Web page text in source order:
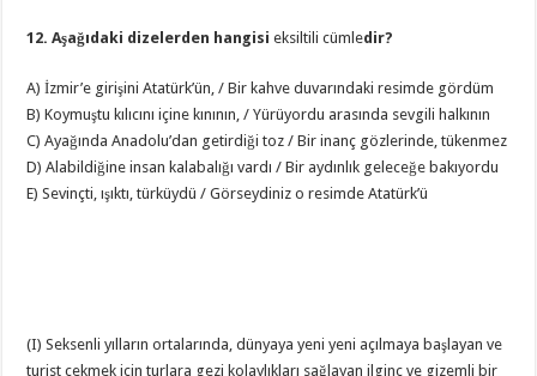
12. Aşağıdaki dizelerden hangisieksiltili cümledir?
A) İzmir’e girişini Atatürk’ün, / Bir kahve duvarındaki resimde gördüm
B) Koymuştu kılıcını içine kınının, / Yürüyordu arasında sevgili halkının
C) Ayağında Anadolu’dan getirdiği toz / Bir inanç gözlerinde, tükenmez
D) Alabildiğine insan kalabalığı vardı / Bir aydınlık geleceğe bakıyordu
E) Sevinçti, ışıktı, türküydü / Görseydiniz o resimde Atatürk’ü
(I) Seksenli yılların ortalarında, dünyaya yeni yeni açılmaya başlayan ve
turist çekmek için turlara gezi kolaylıkları sağlayan ilginç ve gizemli bir